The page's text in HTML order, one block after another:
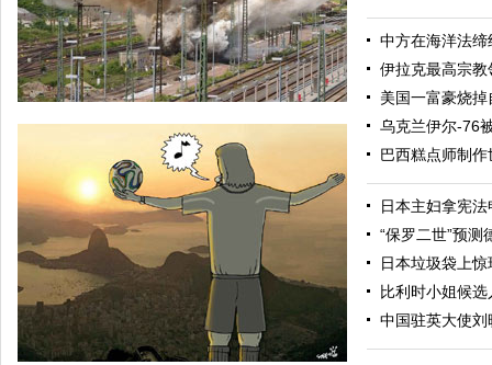
德国引爆二战美军空投炸弹 300人疏散场面震撼
中方在海洋法
伊拉克最高宗教
美国一富豪烧
乌克兰伊尔-76
巴西糕点师制
日本主妇拿宪
“保罗二世”预测
日本垃圾袋上惊
比利时小姐候
中国驻英大使